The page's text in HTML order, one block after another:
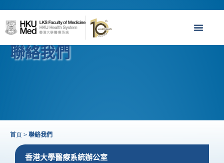
聯絡我們
首頁 > 聯絡我們
香港大學醫療系統辦公室